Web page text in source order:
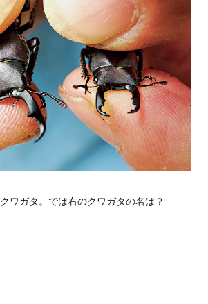
ワガタ。では右のクワガタの名は？